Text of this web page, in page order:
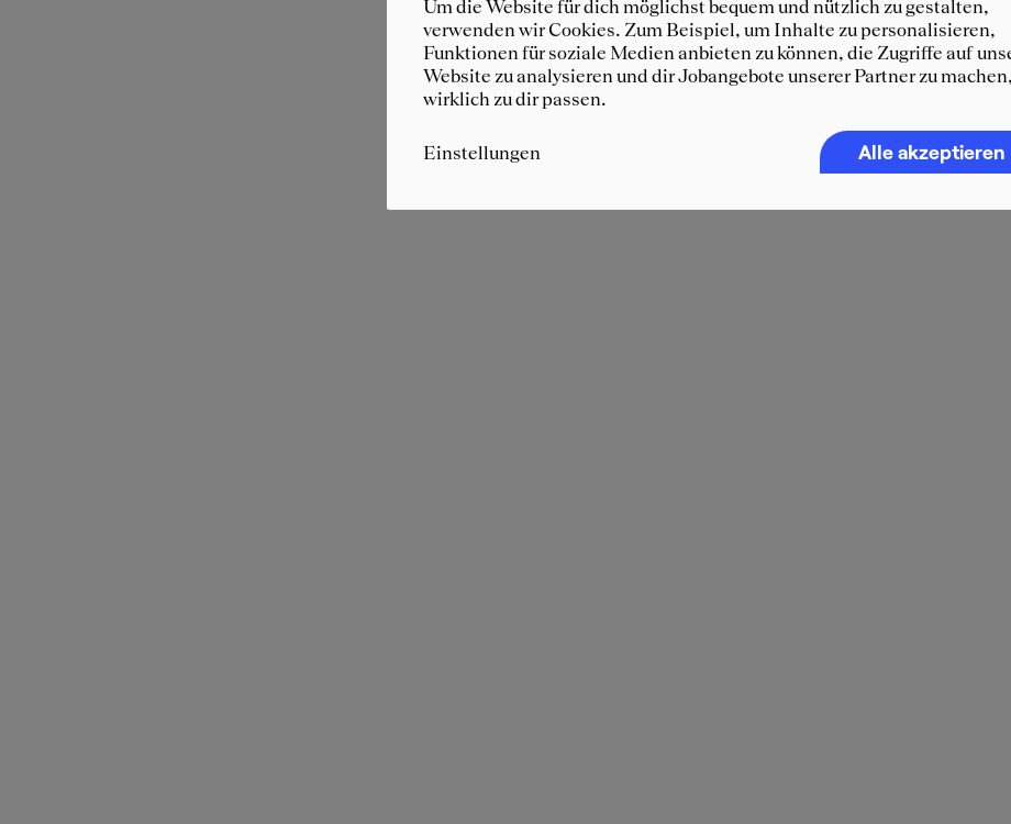
Um die Website für dich möglichst bequem und nützlich zu gestalten,
verwenden wir Cookies. Zum Beispiel, um Inhalte zu personalisieren,
Funktionen für soziale Medien anbieten zu können, die Zugriffe auf
Website zu analysieren und dir Jobangebote unserer Partner zu
wirklich zu dir passen.
Einstellungen Alle akzeptieren